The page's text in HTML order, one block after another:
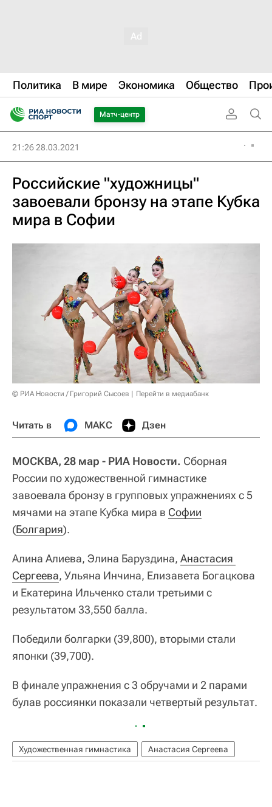
Политика В мире Экономика Общество
Матч-центр
21:26 28.03.2021
Российские "художницы"
завоевали бронзу на этапе Кубка
мира в Софии
© РИА Новости / Григорий Сысоев Перейти в медиабанк
Читать в МАКС Дзен
МОСКВА, 28 мар - РИА Новости. Сборная
России по художественной гимнастике
завоевала бронзу в групповых упражнениях с 5
мячами на этапе Кубка мира в Софии
(Болгария).
Алина Алиева, Элина Баруздина, Анастасия
Сергеева, Ульяна Инчина, Елизавета Богацкова
и Екатерина Ильченко стали третьими с
результатом 33,550 балла.
Победили болгарки (39,800), вторыми стали
японки (39,700).
В финале упражнения с 3 обручами и 2 парами
булав россиянки показали четвертый результат.
Художественная гимнастика Анастасия Сергеева